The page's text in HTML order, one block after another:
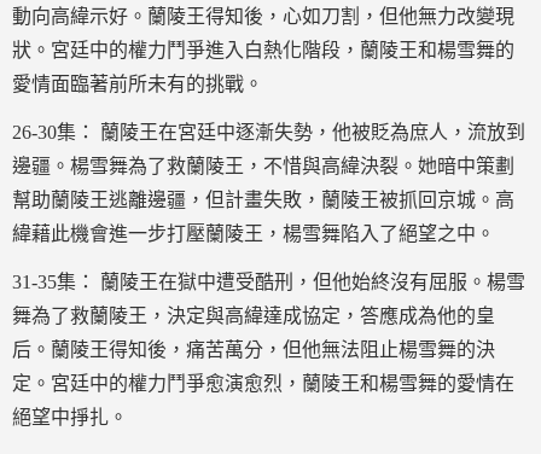
動向高緯示好。蘭陵王得知後，心如刀割，但他無力改變現
狀。宮廷中的權力鬥爭進入白熱化階段，蘭陵王和楊雪舞的
愛情面臨著前所未有的挑戰。
26-30集： 蘭陵王在宮廷中逐漸失勢，他被貶為庶人，流放到
邊疆。楊雪舞為了救蘭陵王，不惜與高緯決裂。她暗中策劃
幫助蘭陵王逃離邊疆，但計畫失敗，蘭陵王被抓回京城。高
緯藉此機會進一步打壓蘭陵王，楊雪舞陷入了絕望之中。
31-35集： 蘭陵王在獄中遭受酷刑，但他始終沒有屈服。楊雪
舞為了救蘭陵王，決定與高緯達成協定，答應成為他的皇
后。蘭陵王得知後，痛苦萬分，但他無法阻止楊雪舞的決
定。宮廷中的權力鬥爭愈演愈烈，蘭陵王和楊雪舞的愛情在
絕望中掙扎。